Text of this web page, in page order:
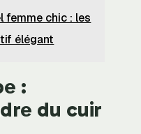
femme chic : les
élégant
:
du cuir